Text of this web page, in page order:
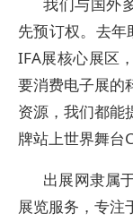
先预订权。去
IFA展核心展区
要消费电子展的
资源，我们都能
牌站上世界舞台C
出展网隶属
展览服务，专注